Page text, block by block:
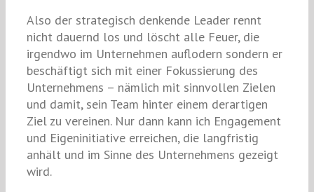
Also der strategisch denkende Leader rennt
nicht dauernd los und löscht alle Feuer, die
irgendwo im Unternehmen auflodern sondern er
beschäftigt sich mit einer Fokussierung des
Unternehmens – nämlich mit sinnvollen Zielen
und damit, sein Team hinter einem derartigen
Ziel zu vereinen. Nur dann kann ich Engagement
und Eigeninitiative erreichen, die langfristig
anhält und im Sinne des Unternehmens gezeigt
wird.